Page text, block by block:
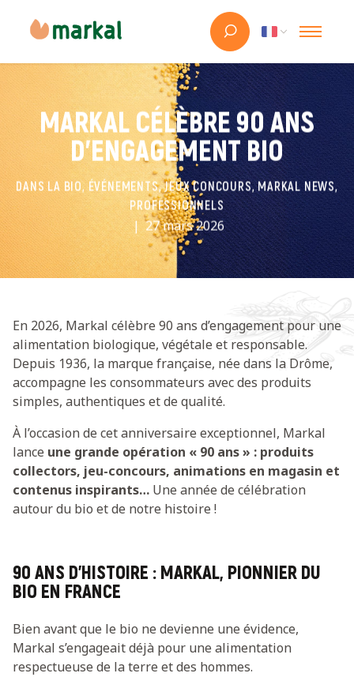
MARKAL CÉLÈBRE 90 ANS
D’ENGAGEMENT BIO
DANS LA BIO, ÉVÉNEMENTS, JEUX CONCOURS, MARKAL NEWS,
PROFESSIONNELS
27 mars 2026
En 2026, Markal célèbre 90 ans d’engagement pour une
alimentation biologique, végétale et responsable.
Depuis 1936, la marque française, née dans la Drôme,
accompagne les consommateurs avec des produits
simples, authentiques et de qualité.
À l’occasion de cet anniversaire exceptionnel, Markal
lance une grande opération « 90 ans » : produits
collectors, jeu-concours, animations en magasin et
contenus inspirants… Une année de célébration
autour du bio et de notre histoire !
90 ANS D’HISTOIRE : MARKAL, PIONNIER DU
BIO EN FRANCE
Bien avant que le bio ne devienne une évidence,
Markal s’engageait déjà pour une alimentation
respectueuse de la terre et des hommes.